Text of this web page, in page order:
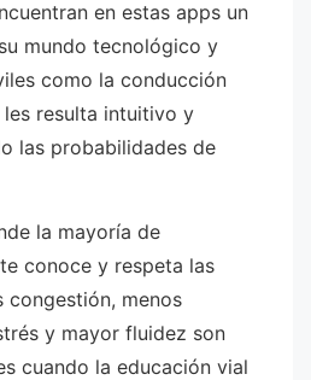
en estas apps un
mundo tecnológico y
como la conducción
resulta intuitivo y
las probabilidades de
la mayoría de
conoce y respeta las
congestión, menos
y mayor fluidez son
cuando la educación vial